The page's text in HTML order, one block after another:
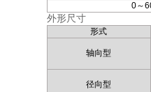
0～
外形尺寸
形式
轴向型
径向型